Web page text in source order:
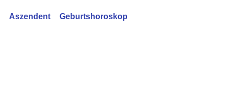
Aszendent Geburtshoroskop